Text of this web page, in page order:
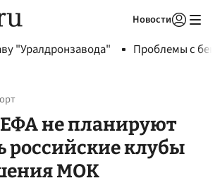
Новости
"Уралдронзавода" Проблемы с
не планируют
российские клубы
МОК